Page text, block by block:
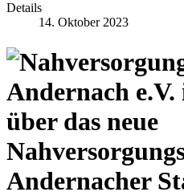
Details
14. Oktober 2023
Andernach e.V.
über das neue
Andernacher